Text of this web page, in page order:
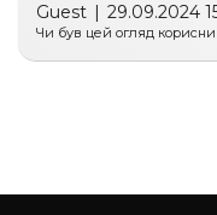
Guest | 29.09.2024
Чи був цей огляд